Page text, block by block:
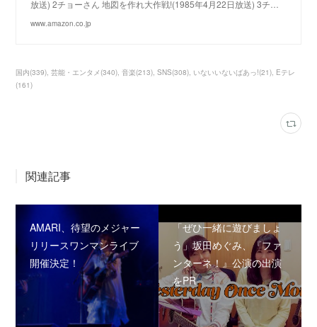
放送) 2チョーさん 地図を作れ大作戦!(1985年4月22日放送) 3チ…
www.amazon.co.jp
国内(339) 芸能・エンタメ (340) 音楽(213) SNS(308) いないいないばあっ!(21) Eテレ
(161)
関連記事
AMARI、待望のメジャー
リリースワンマンライブ
開催決定！
「ぜひ一緒に遊びましょ
う」坂田めぐみ、『ファ
ンターネ！』公演の出演
をPR